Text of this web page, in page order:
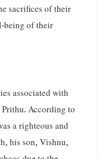
sacrifices of their
being of their
associated with
According to
a righteous and
his son, Vishnu,